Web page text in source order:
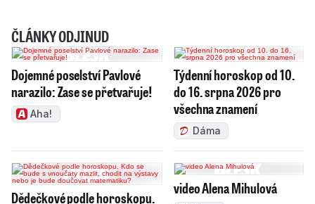
ČLÁNKY ODJINUD
Dojemné poselství Pavlové
narazilo: Zase se přetvařuje!
Aha!
Týdenní horoskop od 10.
do 16. srpna 2026 pro
všechna znamení
Dáma
Dědečkové podle horoskopu.
video Alena Mihulová